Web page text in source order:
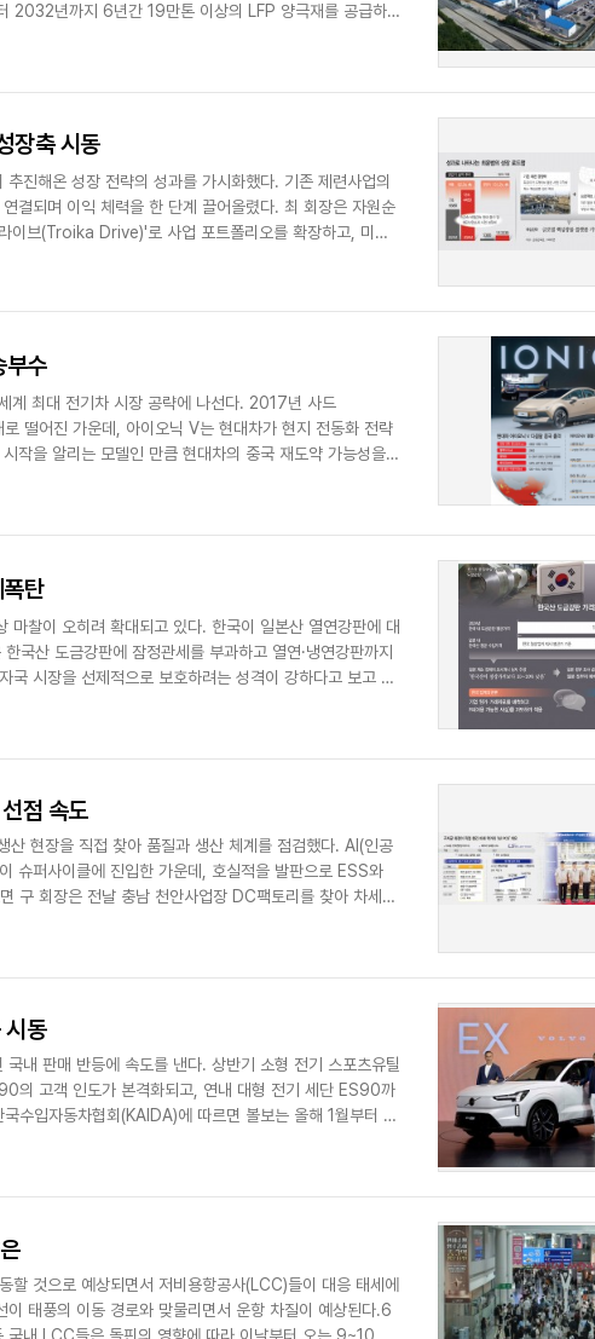
2032년까지 6년간 19만톤 이상의 LFP 양극재를 공급하기
장축 시동
진해온 성장 전략의 성과를 가시화했다. 기존 제련사업의
결되며 이익 체력을 한 단계 끌어올렸다. 최 회장은 자원순
이브(Troika Drive)'로 사업 포트폴리오를 확장하고, 미국
수
계 최대 전기차 시장 공략에 나선다. 2017년 사드
떨어진 가운데, 아이오닉 V는 현대차가 현지 전동화 전략
작을 알리는 모델인 만큼 현대차의 중국 재도약 가능성을
탄
마찰이 오히려 확대되고 있다. 한국이 일본산 열연강판에 대
국산 도금강판에 잠정관세를 부과하고 열연·냉연강판까지
국 시장을 선제적으로 보호하려는 성격이 강하다고 보고 행
부..
점 속도
현장을 직접 찾아 품질과 생산 체계를 점검했다. AI(인공
슈퍼사이클에 진입한 가운데, 호실적을 발판으로 ESS와
구 회장은 전날 충남 천안사업장 DC팩토리를 찾아 차세대
동
내 판매 반등에 속도를 낸다. 상반기 소형 전기 스포츠유틸
의 고객 인도가 본격화되고, 연내 대형 전기 세단 ES90까
수입자동차협회(KAIDA)에 따르면 볼보는 올해 1월부터 7
할 것으로 예상되면서 저비용항공사(LCC)들이 대응 태세에
태풍의 이동 경로와 맞물리면서 운항 차질이 예상된다.6
내 LCC들은 돌핀의 영향에 따라 이날부터 오는 9~10일